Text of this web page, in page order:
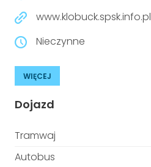
www.klobuck.spsk.info.pl
Nieczynne
WIĘCEJ
Dojazd
Tramwaj
Autobus